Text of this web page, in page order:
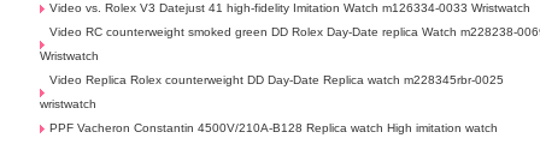
Video vs. Rolex V3 Datejust 41 high-fidelity Imitation Watch m126334-0033 Wristwatch
Video RC counterweight smoked green DD Rolex Day-Date replica Watch m228238-
Wristwatch
Video Replica Rolex counterweight DD Day-Date Replica watch m228345rbr-0025
wristwatch
PPF Vacheron Constantin 4500V/210A-B128 Replica watch High imitation watch